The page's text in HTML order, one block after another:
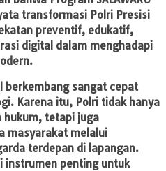
transformasi Polri Presisi
preventif, edukatif,
digital dalam menghadapi
berkembang sangat cepat
Karena itu, Polri tidak hanya
hukum, tetapi juga
masyarakat melalui
terdepan di lapangan.
instrumen penting untuk